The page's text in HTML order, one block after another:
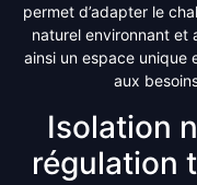
permet d’adapter le
naturel environnant et
ainsi un espace unique
aux
Isolation
régulation